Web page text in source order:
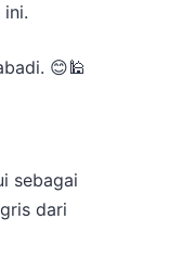
😊🕌
sebagai
dari